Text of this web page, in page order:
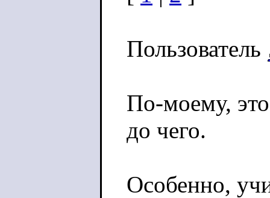
Пользователь
По-моему,
до чего.
Особенно,